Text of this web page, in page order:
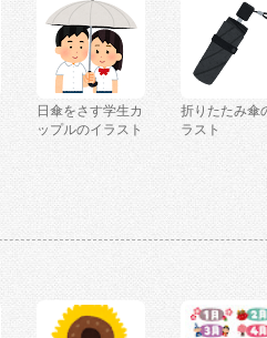
日傘をさす学生カ
ップルのイラスト
折りたたみ傘
ラスト